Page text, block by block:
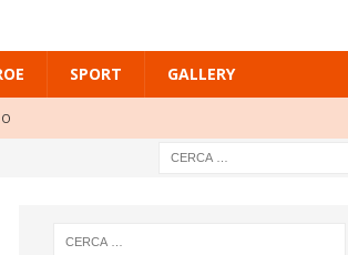
SPORT GALLERY